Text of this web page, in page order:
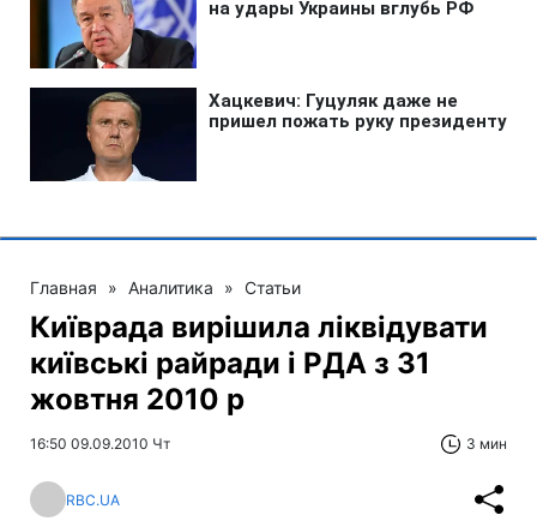
Главная » Аналитика » Статьи
Київрада вирішила ліквідувати
київські райради і РДА з 31
жовтня 2010 р
16:50 09.09.2010 Чт 3 мин
RBC.UA